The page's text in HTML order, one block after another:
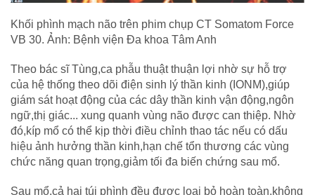
Khối phình mạch não trên phim chụp CT Somatom Force
VB 30. Ảnh: Bệnh viện Đa khoa Tâm Anh
Theo bác sĩ Tùng,ca phẫu thuật thuận lợi nhờ sự hỗ trợ
của hệ thống theo dõi điện sinh lý thần kinh (IONM),giúp
giám sát hoạt động của các dây thần kinh vận động,ngôn
ngữ,thị giác... xung quanh vùng não được can thiệp. Nhờ
đó,kíp mổ có thể kịp thời điều chỉnh thao tác nếu có dấu
hiệu ảnh hưởng thần kinh,hạn chế tổn thương các vùng
chức năng quan trọng,giảm tối đa biến chứng sau mổ.
Sau mổ,cả hai túi phình đều được loại bỏ hoàn toàn,không